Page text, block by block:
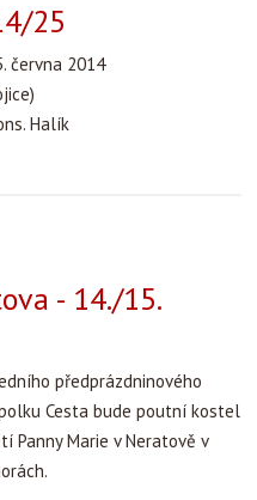
25
června 2014
Halík
- 14./15.
předprázdninového
Cesta bude poutní kostel
Panny Marie v Neratově v